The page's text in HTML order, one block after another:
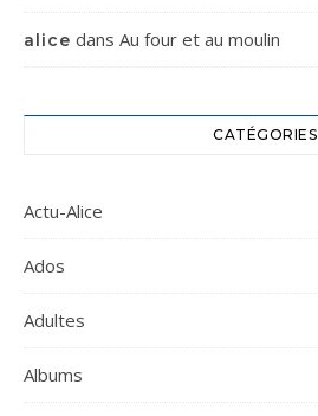
alice dans Au four et au moulin
CATÉGORIES
Actu-Alice
Ados
Adultes
Albums